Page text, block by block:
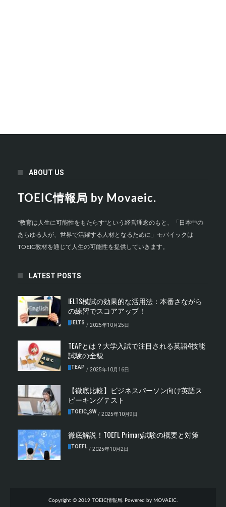
ABOUT US
TOEIC情報局 by Movaeic.
"教育は人生に可能性をもたらす"という経営理念のもと、「日本中の
あらゆる人が、世界で活躍する人材となるために」モバイックは
TOEIC教材を通じて人生の可能性を提供していきます。
LATEST POSTS
IELTS模試の効果的な活用法：本番さながら
の練習でスコアアップ！
IELTS / 2025年10月25日
TEAPとは？大学入試で注目される英語4技能
試験の全貌
TEAP / 2025年10月16日
【徹底比較】ビジネスパーソン向け英語ス
ピーキングテスト
TOEIC‗SW / 2025年10月9日
徹底解説！TOEFL Primary試験の概要と対策
TOEFL / 2025年10月2日
Copyright © 2019 TOEIC情報局. Powered by MOVAEIC.